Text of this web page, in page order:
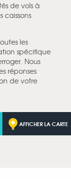
de vols à
caissons
les
spécifique
Nous
réponses
de votre
AFFICHER LA CARTE